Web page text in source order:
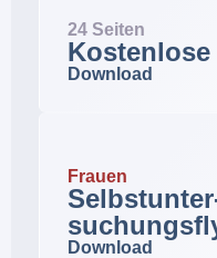
24 Seiten
Download
Frauen
Download